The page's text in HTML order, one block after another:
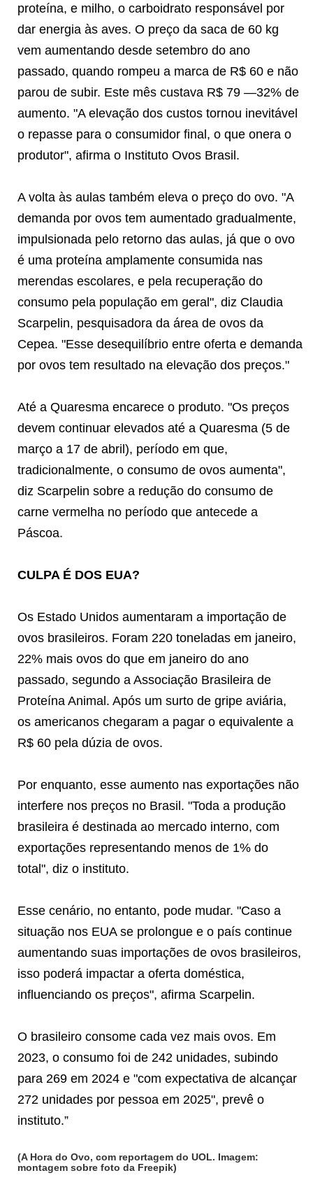
proteína, e milho, o carboidrato responsável por
dar energia às aves. O preço da saca de 60 kg
vem aumentando desde setembro do ano
passado, quando rompeu a marca de R$ 60 e não
parou de subir. Este mês custava R$ 79 —32% de
aumento. "A elevação dos custos tornou inevitável
o repasse para o consumidor final, o que onera o
produtor", afirma o Instituto Ovos Brasil.
A volta às aulas também eleva o preço do ovo. "A
demanda por ovos tem aumentado gradualmente,
impulsionada pelo retorno das aulas, já que o ovo
é uma proteína amplamente consumida nas
merendas escolares, e pela recuperação do
consumo pela população em geral", diz Claudia
Scarpelin, pesquisadora da área de ovos da
Cepea. "Esse desequilíbrio entre oferta e demanda
por ovos tem resultado na elevação dos preços."
Até a Quaresma encarece o produto. "Os preços
devem continuar elevados até a Quaresma (5 de
março a 17 de abril), período em que,
tradicionalmente, o consumo de ovos aumenta",
diz Scarpelin sobre a redução do consumo de
carne vermelha no período que antecede a
Páscoa.
CULPA É DOS EUA?
Os Estado Unidos aumentaram a importação de
ovos brasileiros. Foram 220 toneladas em janeiro,
22% mais ovos do que em janeiro do ano
passado, segundo a Associação Brasileira de
Proteína Animal. Após um surto de gripe aviária,
os americanos chegaram a pagar o equivalente a
R$ 60 pela dúzia de ovos.
Por enquanto, esse aumento nas exportações não
interfere nos preços no Brasil. "Toda a produção
brasileira é destinada ao mercado interno, com
exportações representando menos de 1% do
total", diz o instituto.
Esse cenário, no entanto, pode mudar. "Caso a
situação nos EUA se prolongue e o país continue
aumentando suas importações de ovos brasileiros,
isso poderá impactar a oferta doméstica,
influenciando os preços", afirma Scarpelin.
O brasileiro consome cada vez mais ovos. Em
2023, o consumo foi de 242 unidades, subindo
para 269 em 2024 e "com expectativa de alcançar
272 unidades por pessoa em 2025", prevê o
instituto.”
(A Hora do Ovo, com reportagem do UOL. Imagem:
montagem sobre foto da Freepik)